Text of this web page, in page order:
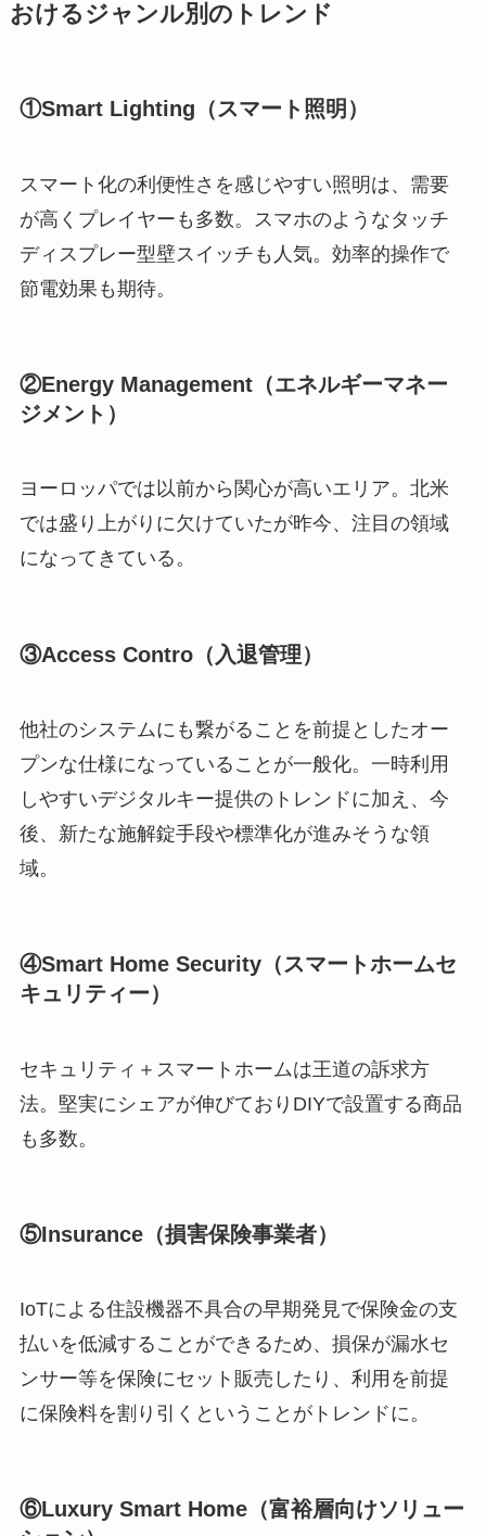
おけるジャンル別のトレンド
①Smart Lighting（スマート照明）
スマート化の利便性さを感じやすい照明は、需要
が高くプレイヤーも多数。スマホのようなタッチ
ディスプレー型壁スイッチも人気。効率的操作で
節電効果も期待。
②Energy Management（エネルギーマネー
ジメント）
ヨーロッパでは以前から関心が高いエリア。北米
では盛り上がりに欠けていたが昨今、注目の領域
になってきている。
③Access Contro（入退管理）
他社のシステムにも繋がることを前提としたオー
プンな仕様になっていることが一般化。一時利用
しやすいデジタルキー提供のトレンドに加え、今
後、新たな施解錠手段や標準化が進みそうな領
域。
④Smart Home Security（スマートホームセ
キュリティー）
セキュリティ＋スマートホームは王道の訴求方
法。堅実にシェアが伸びておりDIYで設置する商品
も多数。
⑤Insurance（損害保険事業者）
IoTによる住設機器不具合の早期発見で保険金の支
払いを低減することができるため、損保が漏水セ
ンサー等を保険にセット販売したり、利用を前提
に保険料を割り引くということがトレンドに。
⑥Luxury Smart Home（富裕層向けソリュー